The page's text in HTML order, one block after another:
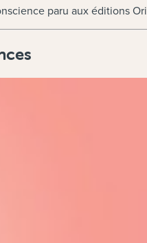
paru aux éditions